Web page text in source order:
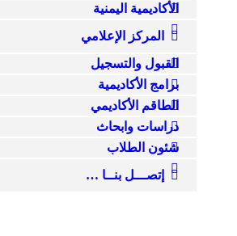
الأكاديمية اليمنية
المركز الإعلامي
القبول والتسجيل
برامج الأكاديمية
الطاقم الأكاديمي
دراسات وابحاث
شئون الطلاب
إتصـــل بنــا …